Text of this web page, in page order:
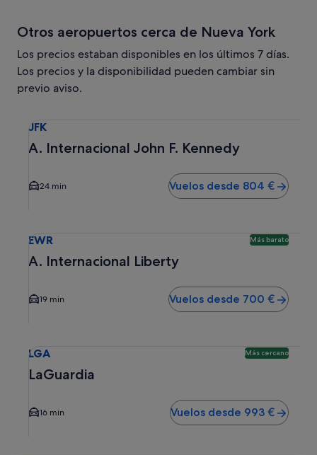
Otros aeropuertos cerca de Nueva York
Los precios estaban disponibles en los últimos 7 días.
Los precios y la disponibilidad pueden cambiar sin
previo aviso.
JFK
A. Internacional John F. Kennedy
24 min Vuelos desde 804 €
EWR Más barato
A. Internacional Liberty
19 min Vuelos desde 700 €
LGA Más cercano
LaGuardia
16 min Vuelos desde 993 €